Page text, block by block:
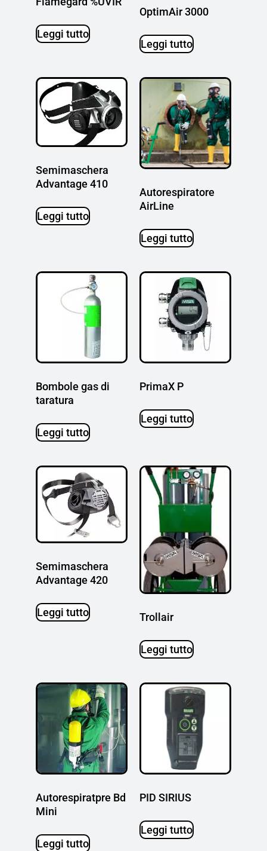
Leggi tutto
OptimAir 3000
Leggi tutto
Semimaschera
Advantage 410
Leggi tutto
Autorespiratore
AirLine
Leggi tutto
Bombole gas di
taratura
Leggi tutto
PrimaX P
Leggi tutto
Semimaschera
Advantage 420
Leggi tutto Trollair
Leggi tutto
Autorespiratpre Bd
Mini
Leggi tutto
PID SIRIUS
Leggi tutto